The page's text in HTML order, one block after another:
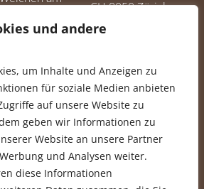
und andere
um Inhalte und Anzeigen zu
für soziale Medien anbieten
auf unsere Website zu
geben wir Informationen zu
Website an unsere Partner
und Analysen weiter.
diese Informationen
werden
ist ein «Must»
Mit einer
professionellen
Bauleitung alles
im Griff
Wer ganzheitlich
bauen will,
CH 8050 Zürich
+41 58 255 05 70